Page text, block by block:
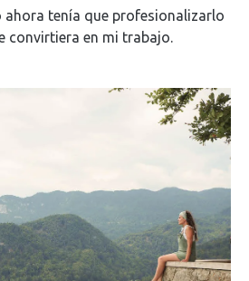
ahora tenía que profesionalizarlo
convirtiera en mi trabajo.